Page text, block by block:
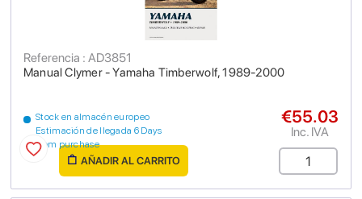
Manual Clymer - Yamaha Timberwolf, 1989-2000
Referencia : AD3851
Stock en almacén europeo
Estimación de llegada 6 Days
from purchase
€55.03
Inc. IVA
AÑADIR AL CARRITO